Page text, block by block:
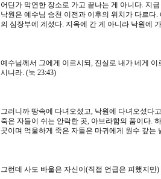
어딘가 막연한 장소로 가고 끝나는 게 아니다. 지
낙원은 예수님 승천 이전과 이후의 위치가 다르다
의 심장부에 계셨다. 지옥에 간 게 아니라 낙원에
예수님께서 그에게 이르시되, 진실로 내가 네게
시니라. (눅 23:43)
그러니까 땅속에 다녀오셨고, 낙원에 다녀오셨다
죽은 자들이 쉬는 안락한 곳, 아브라함의 품이다.
곳이며 억울하게 죽은 자들은 마귀에게 원수 갚는
그런데 사도 바울은 자신이(직접 언급은 피했지만